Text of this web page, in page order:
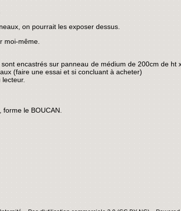
on pourrait les exposer dessus.
moi-même.
encastrés sur panneau de médium de 200cm de ht
(faire une essai et si concluant à acheter)
le BOUCAN.